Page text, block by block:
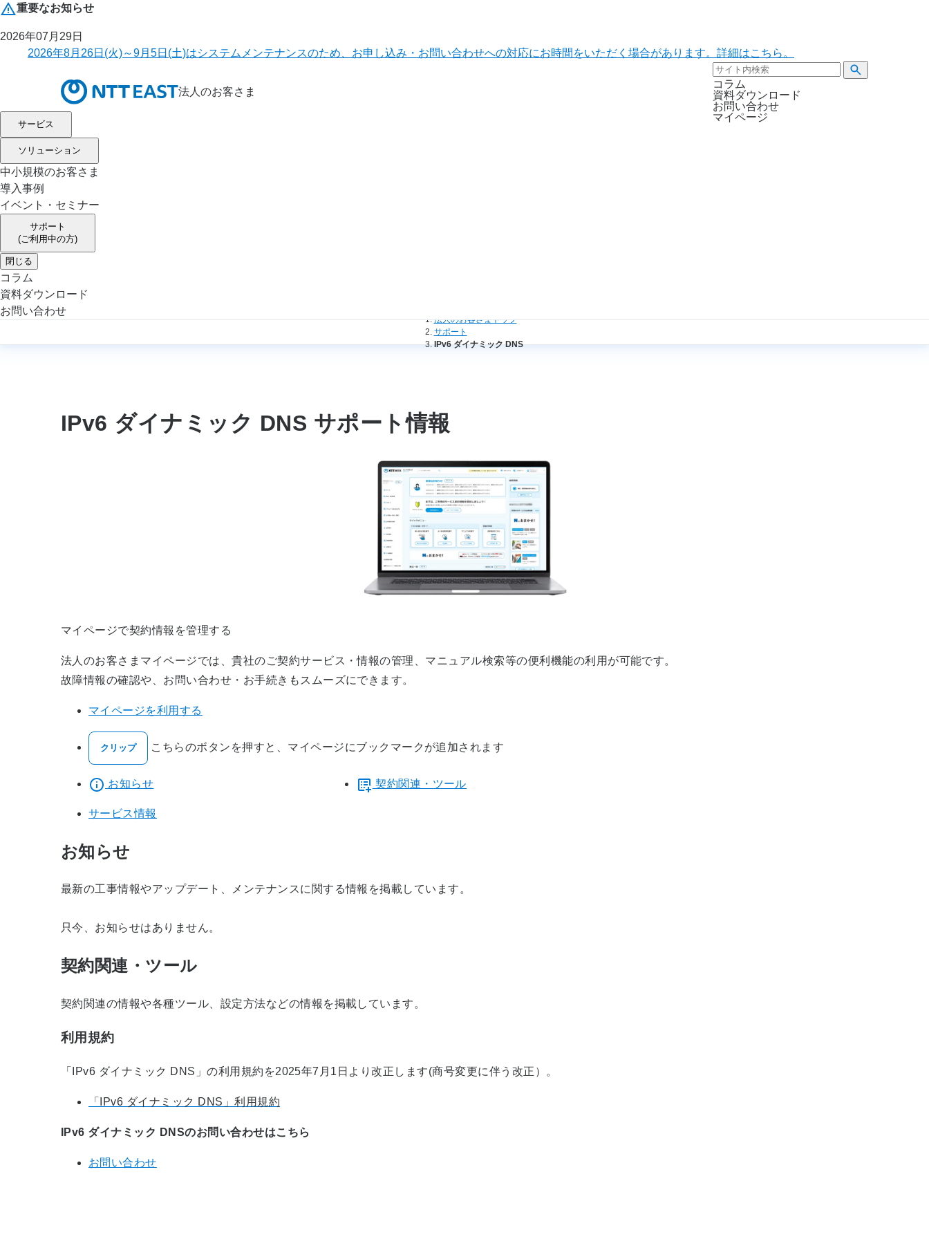
重要なお知らせ
2026年07月29日
2026年8月26日(火)～9月5日(土)はシステムメンテナンスのため、お申し込み・お問い合わせへの対応にお時間をいただく場合があります。詳細はこちら。
法人のお客さま
コラム
資料ダウンロード
お問い合わせ
マイページ
サービス
ソリューション
中小規模のお客さま
導入事例
イベント・セミナー
サポート
(ご利用中の方)
閉じる
コラム
資料ダウンロード
お問い合わせ
法人のお客さまトップ
サポート
IPv6 ダイナミック DNS
IPv6 ダイナミック DNS サポート情報
マイページで契約情報を管理する
法人のお客さまマイページでは、貴社のご契約サービス・情報の管理、マニュアル検索等の便利機能の利用が可能です。
故障情報の確認や、お問い合わせ・お手続きもスムーズにできます。
マイページを利用する
クリップ こちらのボタンを押すと、マイページにブックマークが追加されます
お知らせ 契約関連・ツール
サービス情報
お知らせ
最新の工事情報やアップデート、メンテナンスに関する情報を掲載しています。
只今、お知らせはありません。
契約関連・ツール
契約関連の情報や各種ツール、設定方法などの情報を掲載しています。
利用規約
「IPv6 ダイナミック DNS」の利用規約を2025年7月1日より改正します(商号変更に伴う改正）。
「IPv6 ダイナミック DNS」利用規約
IPv6 ダイナミック DNSのお問い合わせはこちら
お問い合わせ